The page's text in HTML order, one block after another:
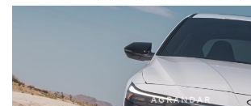
AGRANDAR